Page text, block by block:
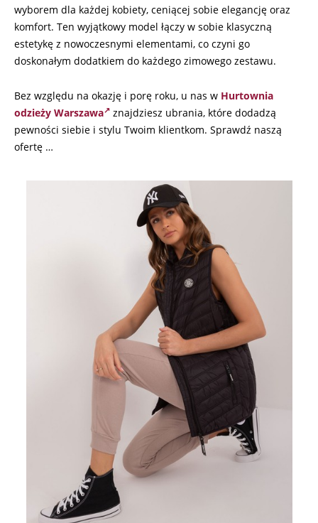
wyborem dla każdej kobiety, ceniącej sobie elegancję oraz
komfort. Ten wyjątkowy model łączy w sobie klasyczną
estetykę z nowoczesnymi elementami, co czyni go
doskonałym dodatkiem do każdego zimowego zestawu.
Bez względu na okazję i porę roku, u nas w Hurtownia
odzieży Warszawa
znajdziesz ubrania, które dodadzą
pewności siebie i stylu Twoim klientkom. Sprawdź naszą
ofertę …